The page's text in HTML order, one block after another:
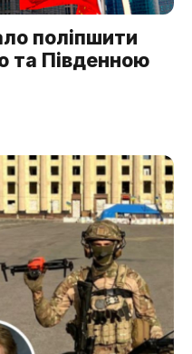
поліпшити
та Південною